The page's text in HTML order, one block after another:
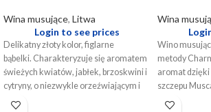
Wina musujące, Litwa
Login to see prices
Delikatny złoty kolor, figlarne
bąbelki. Charakteryzuje się aromatem
świeżych kwiatów, jabłek, brzoskwini i
cytryny, o niezwykle orzeźwiającym i
łagodnym smaku.
Wina
Wino
metody
aromat dzięki
szczepu
smak. Alita